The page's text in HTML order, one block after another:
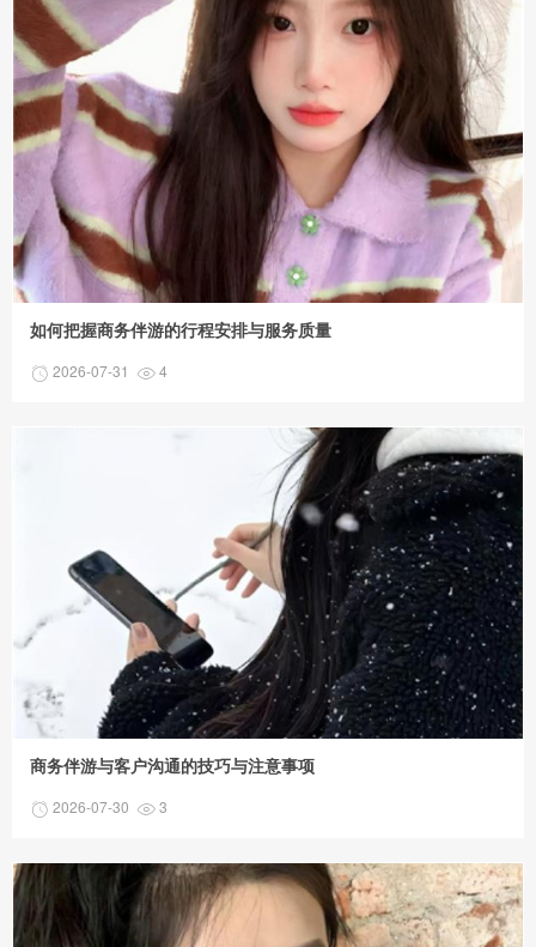
如何把握商务伴游的行程安排与服务质量
2026-07-31 4
商务伴游与客户沟通的技巧与注意事项
2026-07-30 3